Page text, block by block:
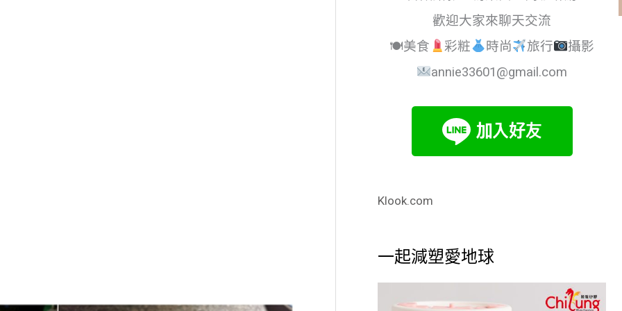
歡迎大家來聊天交流
🍽美食
彩粧 時尚 旅行
攝影
annie33601@gmail.com
Klook.com
一起減塑愛地球